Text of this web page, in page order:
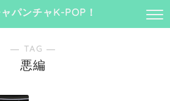
パンチャK-POP！
― TAG ―
悪編